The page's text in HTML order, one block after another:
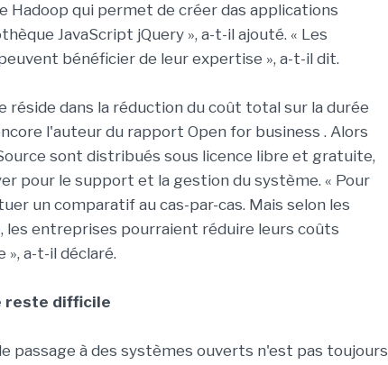
Hadoop qui permet de créer das applications
JavaScript jQuery », a-t-il ajouté. « Les
bénéficier de leur expertise », a-t-il dit.
réside dans la réduction du coût total sur la durée
l'auteur du rapport Open for business . Alors
sont distribués sous licence libre et gratuite,
pour le support et la gestion du système. « Pour
un comparatif au cas-par-cas. Mais selon les
les entreprises pourraient réduire leurs coûts
», a-t-il déclaré.
reste difficile
passage à des systèmes ouverts n'est pas toujours